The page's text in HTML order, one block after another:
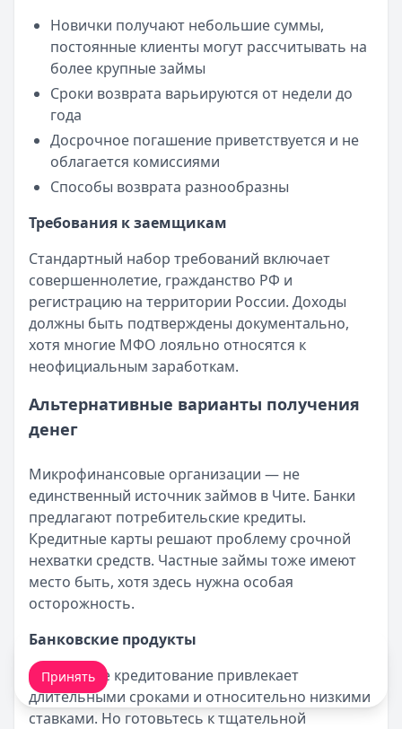
Новички получают небольшие суммы,
постоянные клиенты могут рассчитывать на
более крупные займы
Сроки возврата варьируются от недели до
года
Досрочное погашение приветствуется и не
облагается комиссиями
Способы возврата разнообразны
Требования к заемщикам
Стандартный набор требований включает
совершеннолетие, гражданство РФ и
регистрацию на территории России. Доходы
должны быть подтверждены документально,
хотя многие МФО лояльно относятся к
неофициальным заработкам.
Альтернативные варианты получения
денег
Микрофинансовые организации — не
единственный источник займов в Чите. Банки
предлагают потребительские кредиты.
Кредитные карты решают проблему срочной
нехватки средств. Частные займы тоже имеют
место быть, хотя здесь нужна особая
осторожность.
Банковские продукты
Банковское кредитование привлекает
длительными сроками и относительно низкими
ставками. Но готовьтесь к тщательной
Мы обрабатываем ваши
Принять